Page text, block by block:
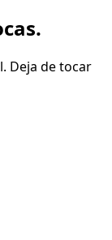
.
Deja de tocar